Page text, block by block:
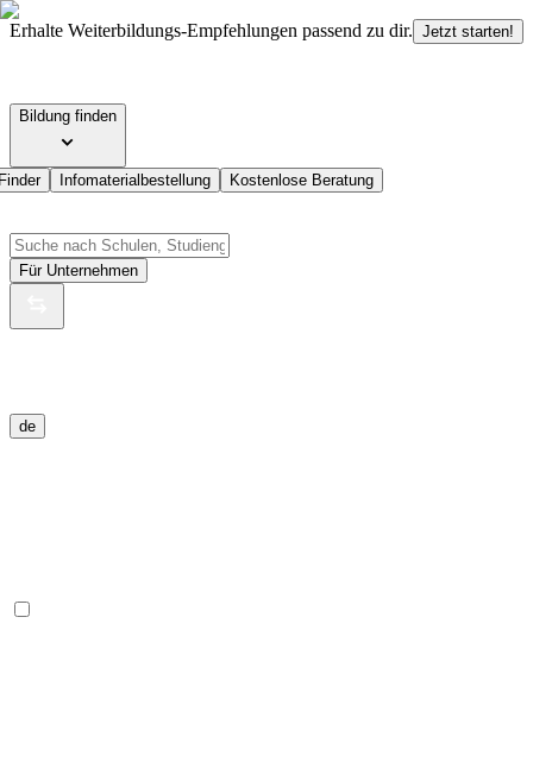
Erhalte Weiterbildungs-Empfehlungen passend zu dir. Jetzt starten!
Bildung finden
Infomaterialbestellung Kostenlose Beratung
Für Unternehmen
de